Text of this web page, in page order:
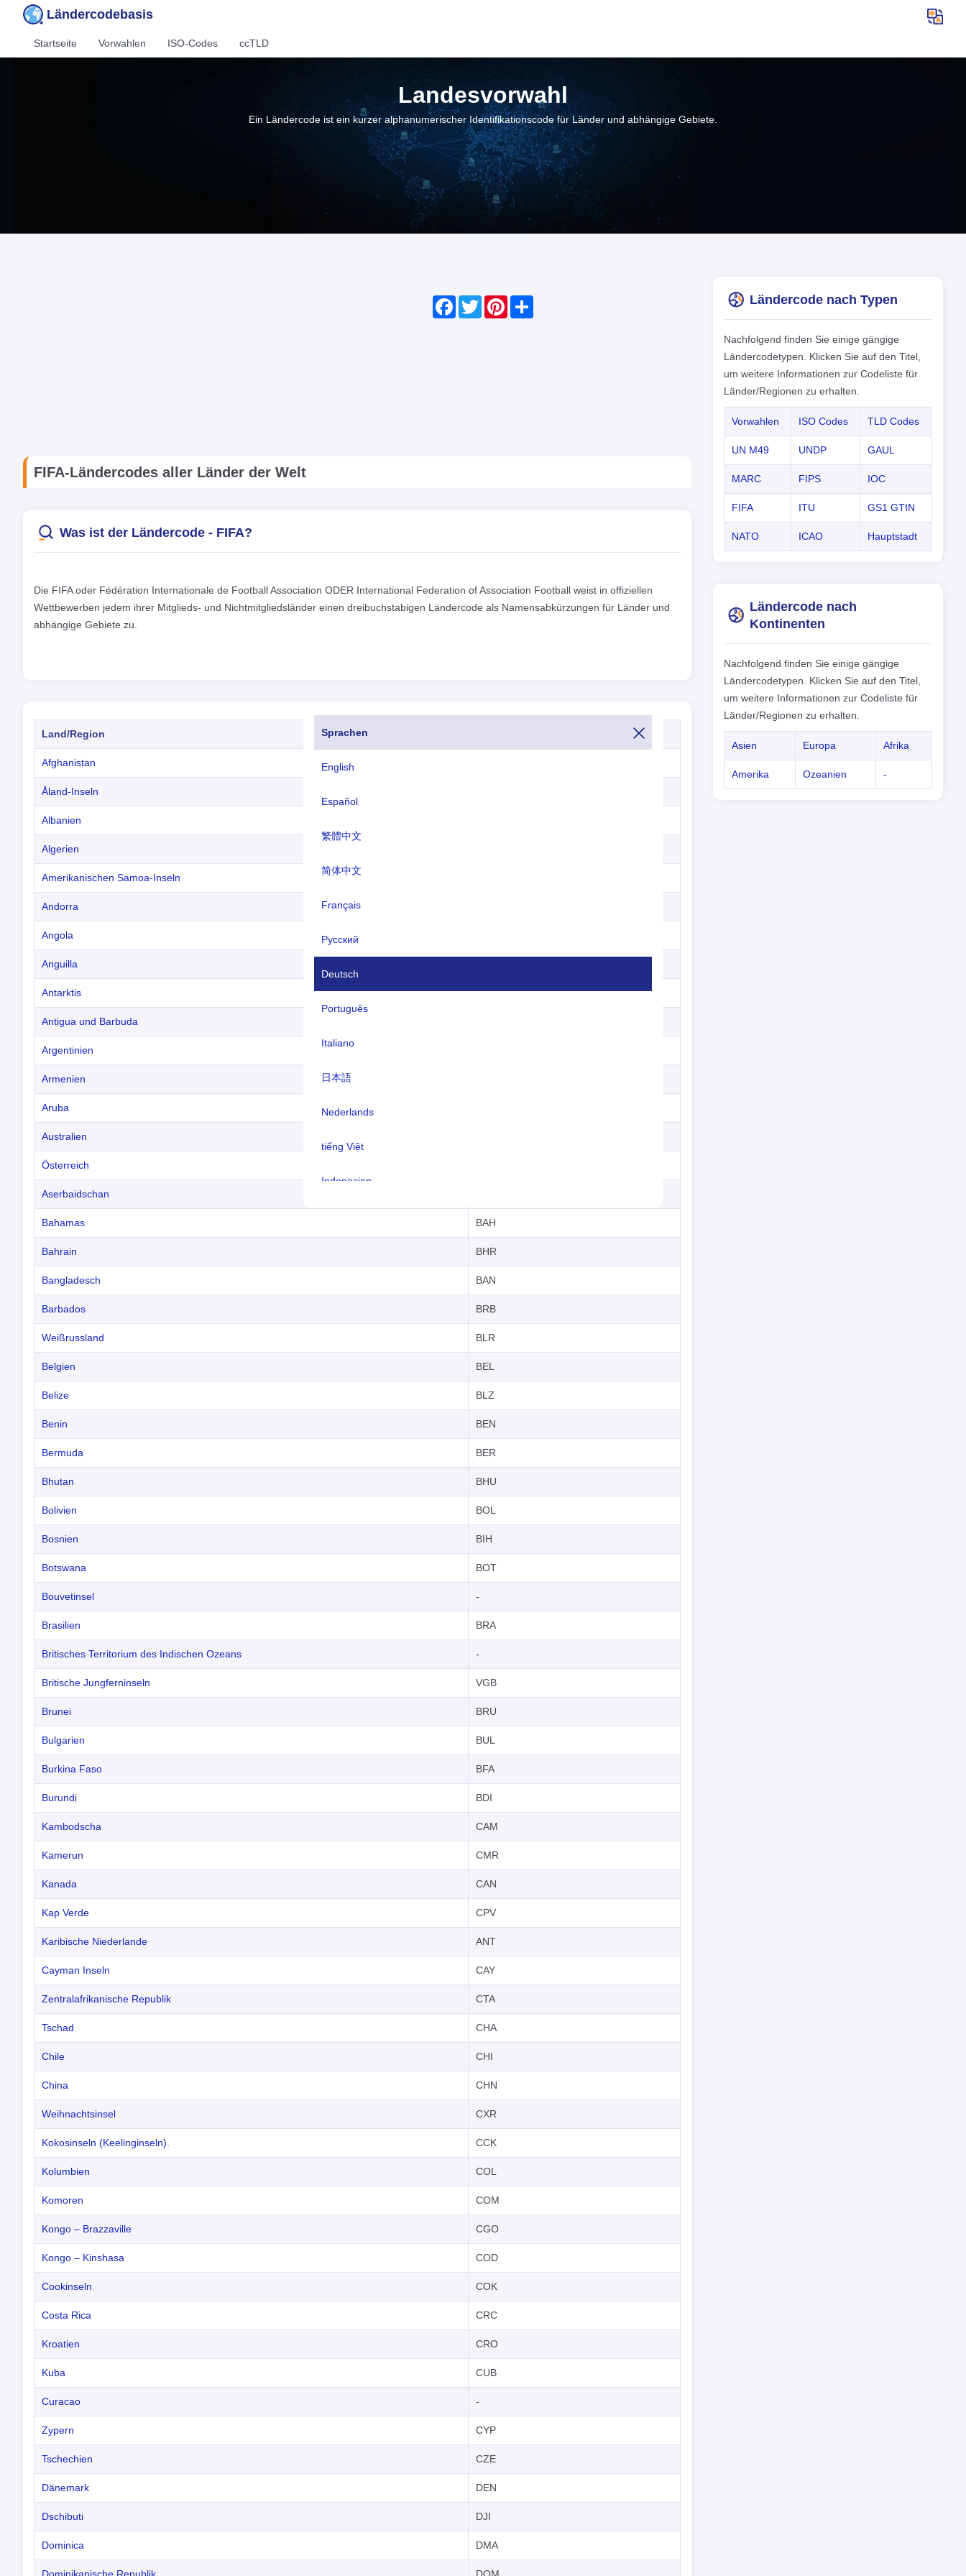
Ländercodebasis
Sprachen
English
Español
繁體中文
简体中文
Français
Русский
Deutsch
Português
Italiano
日本語
Nederlands
tiếng Việt
Indonesian
Startseite Vorwahlen ISO-Codes ccTLD
Landesvorwahl
Ein Ländercode ist ein kurzer alphanumerischer Identifikationscode für Länder und abhängige Gebiete.
Facebook
Twitter
Pinterest
Share
FIFA-Ländercodes aller Länder der Welt
Was ist der Ländercode - FIFA?
Die FIFA oder Fédération Internationale de Football Association ODER International Federation of Association Football weist in offiziellen
Wettbewerben jedem ihrer Mitglieds- und Nichtmitgliedsländer einen dreibuchstabigen Ländercode als Namensabkürzungen für Länder und
abhängige Gebiete zu.
Land/Region
Afghanistan
Åland-Inseln
Albanien
Algerien
Amerikanischen Samoa-Inseln
Andorra
Angola
Anguilla
Antarktis ROS
Antigua und Barbuda
Argentinien
Armenien
Aruba
Australien
Österreich
Aserbaidschan
Bahamas BAH
Bahrain BHR
Bangladesch BAN
Barbados BRB
Weißrussland BLR
Belgien BEL
Belize BLZ
Benin BEN
Bermuda BER
Bhutan BHU
Bolivien BOL
Bosnien BIH
Botswana BOT
Bouvetinsel -
Brasilien BRA
Britisches Territorium des Indischen Ozeans -
Britische Jungferninseln VGB
Brunei BRU
Bulgarien BUL
Burkina Faso BFA
Burundi BDI
Kambodscha CAM
Kamerun CMR
Kanada CAN
Kap Verde CPV
Karibische Niederlande ANT
Cayman Inseln CAY
Zentralafrikanische Republik CTA
Tschad CHA
Chile CHI
China CHN
Weihnachtsinsel CXR
Kokosinseln (Keelinginseln). CCK
Kolumbien COL
Komoren COM
Kongo – Brazzaville CGO
Kongo – Kinshasa COD
Cookinseln COK
Costa Rica CRC
Kroatien CRO
Kuba CUB
Curacao -
Zypern CYP
Tschechien CZE
Dänemark DEN
Dschibuti DJI
Dominica DMA
Ländercode nach Typen
Nachfolgend finden Sie einige gängige
Ländercodetypen. Klicken Sie auf den Titel,
um weitere Informationen zur Codeliste für
Länder/Regionen zu erhalten.
Vorwahlen ISO Codes TLD Codes
UN M49 UNDP GAUL
MARC FIPS IOC
FIFA ITU GS1 GTIN
NATO ICAO Hauptstadt
Ländercode nach
Kontinenten
Nachfolgend finden Sie einige gängige
Ländercodetypen. Klicken Sie auf den Titel,
um weitere Informationen zur Codeliste für
Länder/Regionen zu erhalten.
Asien Europa Afrika
Amerika Ozeanien -